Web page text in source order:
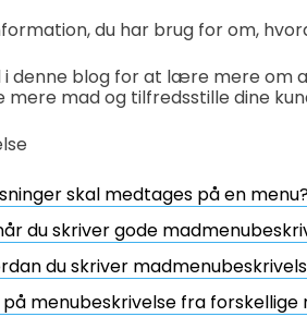
du har brug for om,
i denne blog for at lære mere om
mad og tilfredsstille dine
skal medtages på en
du skriver gode
du skriver
på menubeskrivelse fra